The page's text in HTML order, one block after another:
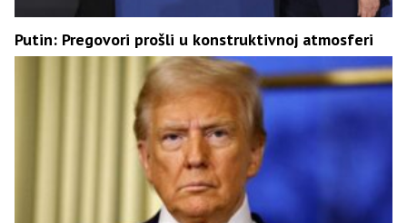
Putin: Pregovori prošli u konstruktivnoj atmosferi